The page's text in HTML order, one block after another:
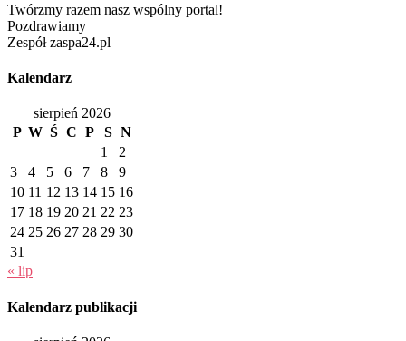
Twórzmy razem nasz wspólny portal!
Pozdrawiamy
Zespół zaspa24.pl
Kalendarz
sierpień 2026
P W Ś C P S N
1
2
3
4 5 6 7 8
9
10 11 12 13 14 15 16
17 18 19 20 21 22 23
24 25 26 27 28 29 30
31
« lip
Kalendarz publikacji